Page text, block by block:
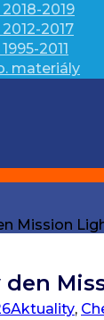
2019
2017
2011
materiály
Mission
den
Aktuality,